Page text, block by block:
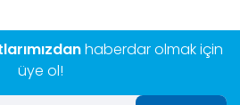
haberdar olmak için
üye ol!